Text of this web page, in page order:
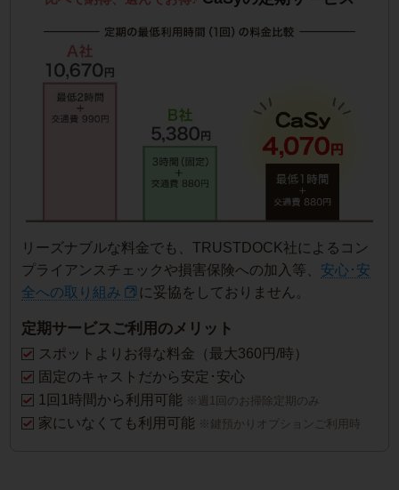
リーズナブルな料金でも、TRUSTDOCK社によるコン
プライアンスチェックや損害保険への加入等、 安心･安
全への取り組み
に妥協をしておりません。
定期サービスご利用のメリット
スポットよりお得な料金（最大360円/時）
固定のキャストだから安定･安心
1回1時間から利用可能 ※週1回のお掃除定期のみ
家にいなくても利用可能 ※鍵預かりオプションご利用時